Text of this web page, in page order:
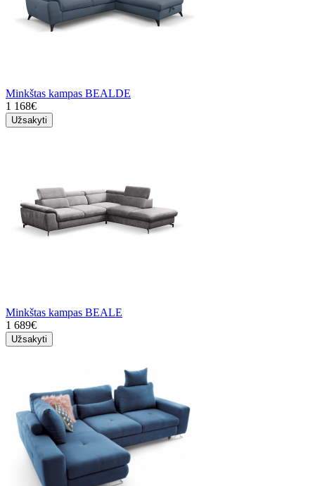
Minkštas kampas BEALDE
1 168€
Užsakyti
Minkštas kampas BEALE
1 689€
Užsakyti